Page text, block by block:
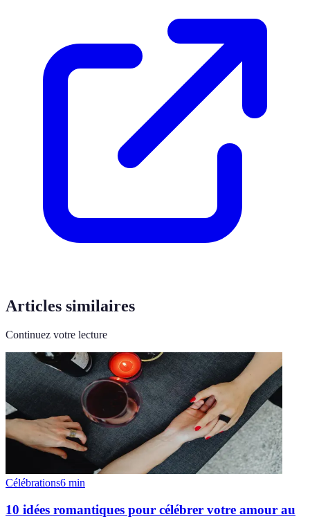
Articles similaires
Continuez votre lecture
Célébrations6 min
10 idées romantiques pour célébrer votre amour au